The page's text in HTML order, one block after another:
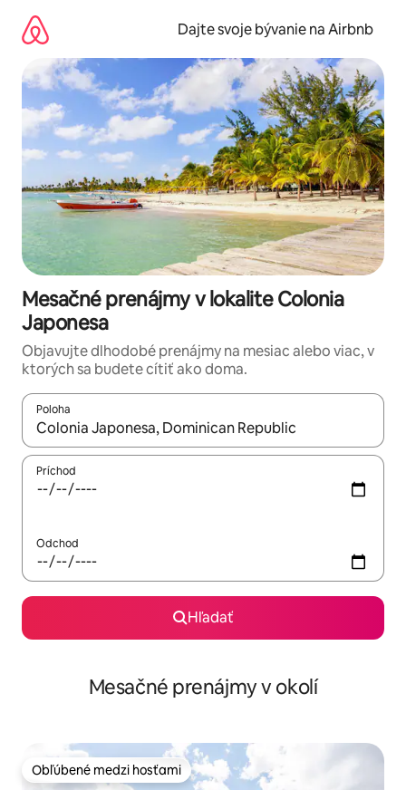
obsah.
Dajte svoje bývanie na Airbnb
Mesačné prenájmy v lokalite Colonia
Japonesa
Objavujte dlhodobé prenájmy na mesiac alebo viac, v
ktorých sa budete cítiť ako doma.
Poloha
Keď budú výsledky k dispozícii, môžete si ich prechádzať
Príchod
Odchod
Hľadať
Mesačné prenájmy v okolí
Obľúbené medzi hosťami
Obľúbené medzi hosťami